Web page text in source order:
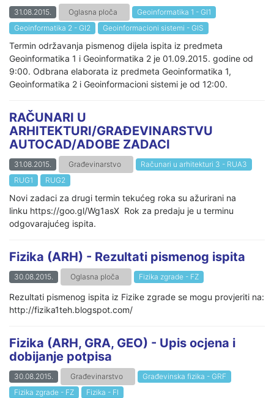
31.08.2015. Oglasna ploča
Geoinformatika 1 - GI1
Geoinformatika 2 - GI2
Geoinformacioni sistemi - GIS
Termin održavanja pismenog dijela ispita iz predmeta
Geoinformatika 1 i Geoinformatika 2 je 01.09.2015. godine od
9:00. Odbrana elaborata iz predmeta Geoinformatika 1,
Geoinformatika 2 i Geoinformacioni sistemi je od 12:00.
RAČUNARI U
ARHITEKTURI/GRAĐEVINARSTVU
AUTOCAD/ADOBE ZADACI
31.08.2015. Građevinarstvo
Računari u arhitekturi 3 - RUA3
RUG1
RUG2
Novi zadaci za drugi termin tekućeg roka su ažurirani na
linku https://goo.gl/Wg1asX Rok za predaju je u terminu
odgovarajućeg ispita.
Fizika (ARH) - Rezultati pismenog ispita
30.08.2015. Oglasna ploča Fizika zgrade - FZ
Rezultati pismenog ispita iz Fizike zgrade se mogu provjeriti na:
http://fizika1teh.blogspot.com/
Fizika (ARH, GRA, GEO) - Upis ocjena i
dobijanje potpisa
30.08.2015. Građevinarstvo
Građevinska fizika - GRF
Fizika zgrade - FZ
Fizika - FI